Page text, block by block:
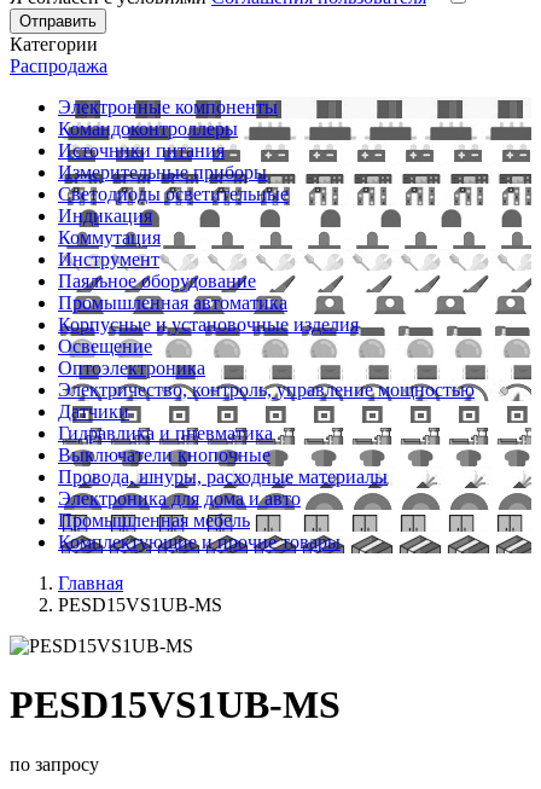
Отправить
Категории
Распродажа
Электронные компоненты
Командоконтроллеры
Источники питания
Измерительные приборы
Светодиоды осветительные
Индикация
Коммутация
Инструмент
Паяльное оборудование
Промышленная автоматика
Корпусные и установочные изделия
Освещение
Оптоэлектроника
Электричество, контроль, управление мощностью
Датчики
Гидравлика и пневматика
Выключатели кнопочные
Провода, шнуры, расходные материалы
Электроника для дома и авто
Промышленная мебель
Комплектующие и прочие товары
Главная
PESD15VS1UB-MS
PESD15VS1UB-MS
по запросу